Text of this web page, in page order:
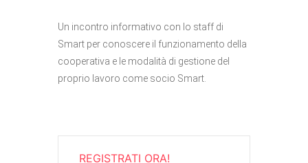
Un incontro informativo con lo staff di
Smart per conoscere il funzionamento della
cooperativa e le modalità di gestione del
proprio lavoro come socio Smart.
REGISTRATI ORA!